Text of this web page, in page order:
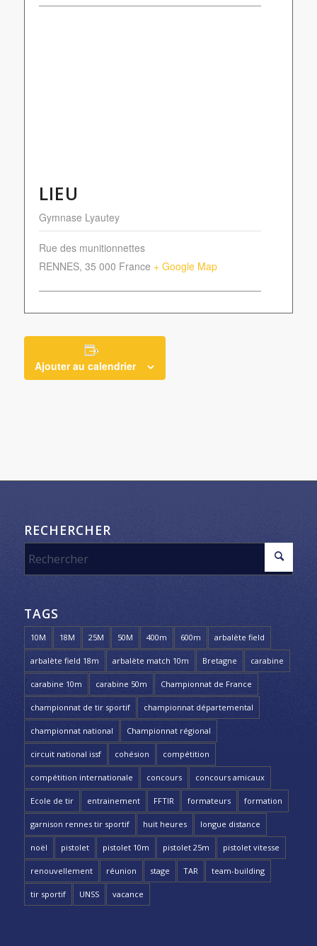
LIEU
Gymnase Lyautey
Rue des munitionnettes
RENNES, 35 000 France + Google Map
Ajouter au calendrier
RECHERCHER
TAGS
10M 18M 25M 50M 400m 600m arbalète field
arbalète field 18m arbalète match 10m Bretagne carabine
carabine 10m carabine 50m Championnat de France
championnat de tir sportif championnat départemental
championnat national Championnat régional
circuit national issf cohésion compétition
compétition internationale concours concours amicaux
Ecole de tir entrainement FFTIR formateurs formation
garnison rennes tir sportif huit heures longue distance
noël pistolet pistolet 10m pistolet 25m pistolet vitesse
renouvellement réunion stage TAR team-building
tir sportif UNSS vacance